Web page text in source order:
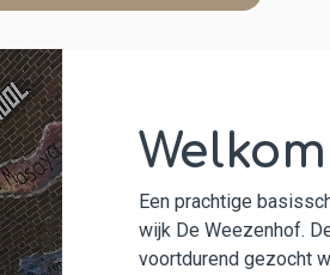
Een prachtige
wijk De Weezenhof.
voortdurend gezocht